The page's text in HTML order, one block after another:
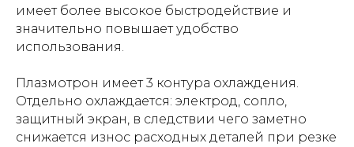
имеет более высокое быстродействие и
значительно повышает удобство
использования.
Плазмотрон имеет 3 контура охлаждения.
Отдельно охлаждается: электрод, сопло,
защитный экран, в следствии чего заметно
снижается износ расходных деталей при резке